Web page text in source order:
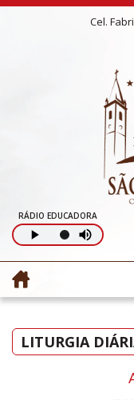
Cel.
RÁDIO EDUCADORA
LITURGIA